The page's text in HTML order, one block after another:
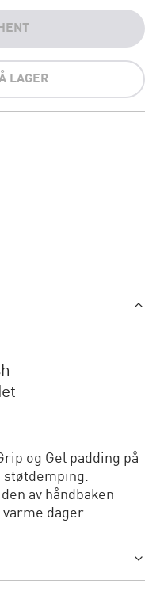
LAGER
og Gel padding på
støtdemping.
av håndbaken
dager.